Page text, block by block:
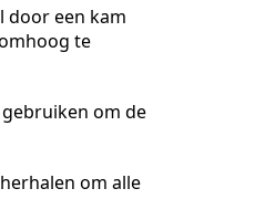
door een kam
te
om de
om alle